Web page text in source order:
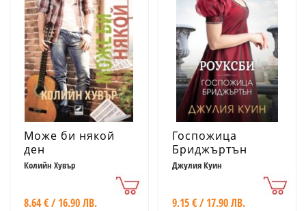
Може би някой
ден
Колийн Хувър
8.64 € / 16.90 ЛВ.
Госпожица
Бриджъртън
(Роуксби, кн. 1)
Джулия Куин
9.15 € / 17.90 ЛВ.